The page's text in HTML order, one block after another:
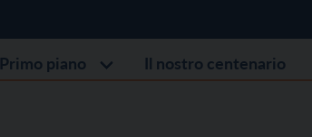
Primo piano Il nostro centenario